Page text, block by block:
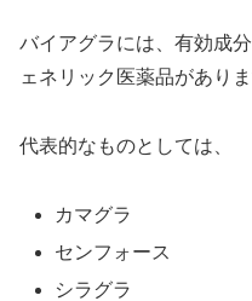
バイアグラには、有効成
ェネリック医薬品がありま
代表的なものとしては、
カマグラ
センフォース
シラグラ